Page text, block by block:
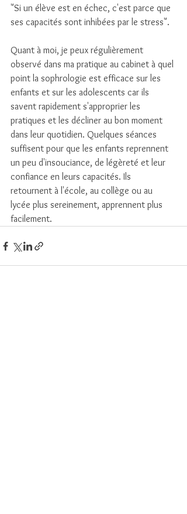
"Si un élève est en échec, c'est parce que
ses capacités sont inhibées par le stress".
Quant à moi, je peux régulièrement
observé dans ma pratique au cabinet à quel
point la sophrologie est efficace sur les
enfants et sur les adolescents car ils
savent rapidement s'approprier les
pratiques et les décliner au bon moment
dans leur quotidien. Quelques séances
suffisent pour que les enfants reprennent
un peu d'insouciance, de légèreté et leur
confiance en leurs capacités. Ils
retournent à l'école, au collège ou au
lycée plus sereinement, apprennent plus
facilement.